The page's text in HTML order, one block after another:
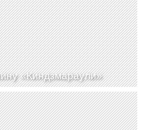
«Киндзмараули»